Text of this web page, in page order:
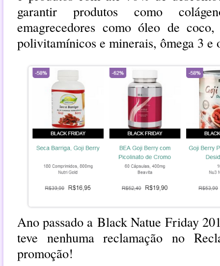
garantir produtos como
emagrecedores como óleo de
polivitamínicos e minerais, ômega 3 e
Ano passado aBlack Natue Friday
teve nenhuma reclamação no
promoção!